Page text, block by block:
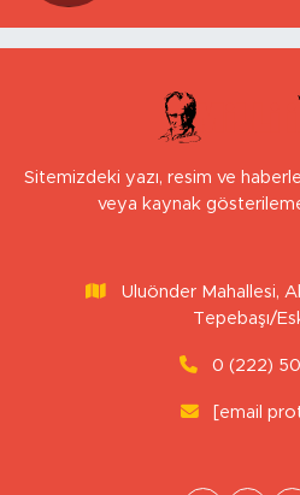
Sitemizdeki yazı, resim ve
veya kaynak
Uluönder Mahallesi,
Tepebaşı/
0 (222)
[email